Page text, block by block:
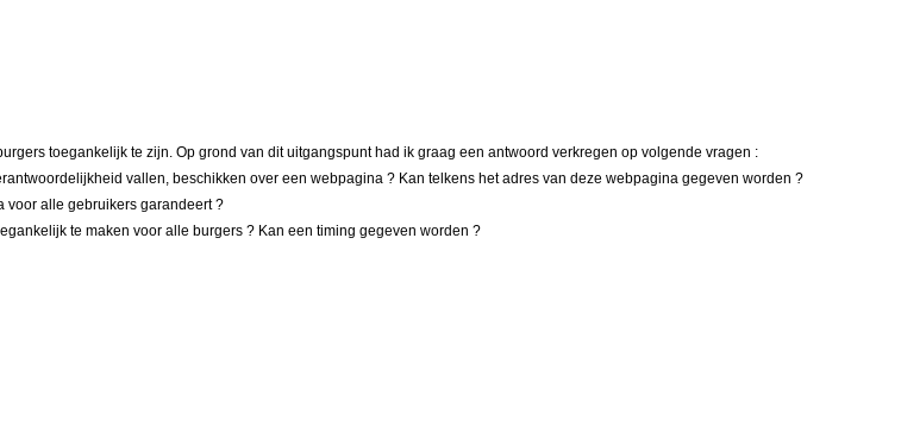
toegankelijk te zijn. Op grond van dit uitgangspunt had ik graag een antwoord verkregen op volgende vragen :
vallen, beschikken over een webpagina ? Kan telkens het adres van deze webpagina gegeven worden ?
voor alle gebruikers garandeert ?
te maken voor alle burgers ? Kan een timing gegeven worden ?